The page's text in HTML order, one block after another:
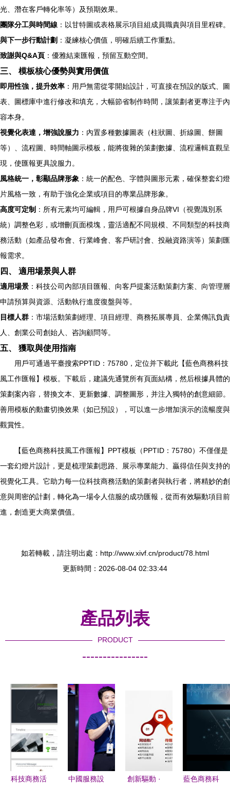
光、潛在客戶轉化率等）及預期效果。
團隊分工與時間線 ：以甘特圖或表格展示項目組成員職責與項目里程碑。
與下一步行動計劃 ：凝練核心價值，明確后續工作重點。
致謝與Q&A頁 ：優雅結束匯報，預留互動空間。
三、 模板核心優勢與實用價值
即用性強，提升效率 ：用戶無需從零開始設計，可直接在預設的版式、圖
表、圖標庫中進行修改和填充，大幅節省制作時間，讓策劃者更專注于內
容本身。
視覺化表達，增強說服力 ：內置多種數據圖表（柱狀圖、折線圖、餅圖
等）、流程圖、時間軸圖示模板，能將復雜的策劃數據、流程邏輯直觀呈
現，使匯報更具說服力。
風格統一，彰顯品牌形象 ：統一的配色、字體與圖形元素，確保整套幻燈
片風格一致，有助于強化企業或項目的專業品牌形象。
高度可定制 ：所有元素均可編輯，用戶可根據自身品牌VI（視覺識別系
統）調整色彩，或增刪頁面模塊，靈活適配不同規模、不同類型的科技商
務活動（如產品發布會、行業峰會、客戶研討會、投融資路演等）策劃匯
報需求。
四、 適用場景與人群
適用場景 ：科技公司內部項目匯報、向客戶提案活動策劃方案、向管理層
申請預算與資源、活動執行進度復盤與等。
目標人群 ：市場活動策劃經理、項目經理、商務拓展專員、企業傳訊負責
人、創業公司創始人、咨詢顧問等。
五、 獲取與使用指南
用戶可通過平臺搜索PPTID：75780，定位并下載此【藍色商務科技
風工作匯報】模板。下載后，建議先通覽所有頁面結構，然后根據具體的
策劃案內容，替換文本、更新數據、調整圖形，并注入獨特的創意細節。
善用模板的動畫切換效果（如已預設），可以進一步增加演示的流暢度與
觀賞性。
【藍色商務科技風工作匯報】PPT模板（PPTID：75780）不僅僅是
一套幻燈片設計，更是梳理策劃思路、展示專業能力、贏得信任與支持的
視覺化工具。它助力每一位科技商務活動的策劃者與執行者，將精妙的創
意與周密的計劃，轉化為一場令人信服的成功匯報，從而有效驅動項目前
進，創造更大商業價值。
如若轉載，請注明出處：http://www.xivf.cn/product/78.html
更新時間：2026-08-04 02:33:44
產品列表
PRODUCT
----------------
科技商務活 中國服務設 創新驅動 · 藍色商務科